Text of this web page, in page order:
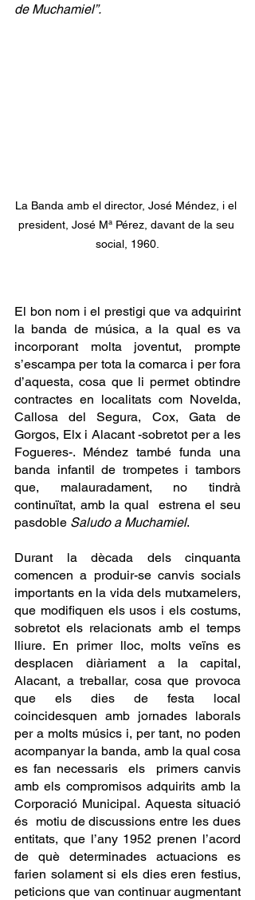
de Muchamiel”.
La Banda amb el director, José Méndez, i el
president, José Mª Pérez, davant de la seu
social, 1960.
El bon nom i el prestigi que va adquirint
la banda de música, a la qual es va
incorporant molta joventut, prompte
s’escampa per tota la comarca i per fora
d’aquesta, cosa que li permet obtindre
contractes en localitats com Novelda,
Callosa del Segura, Cox, Gata de
Gorgos, Elx i Alacant -sobretot per a les
Fogueres-. Méndez també funda una
banda infantil de trompetes i tambors
que, malauradament, no tindrà
continuïtat, amb la qual  estrena el seu
pasdoble Saludo a Muchamiel.
Durant la dècada dels cinquanta
comencen a produir-se canvis socials
importants en la vida dels mutxamelers,
que modifiquen els usos i els costums,
sobretot els relacionats amb el temps
lliure. En primer lloc, molts veïns es
desplacen diàriament a la capital,
Alacant, a treballar, cosa que provoca
que els dies de festa local
coincidesquen amb jornades laborals
per a molts músics i, per tant, no poden
acompanyar la banda, amb la qual cosa
es fan necessaris  els  primers canvis
amb els compromisos adquirits amb la
Corporació Municipal. Aquesta situació
és  motiu de discussions entre les dues
entitats, que l’any 1952 prenen l’acord
de què determinades actuacions es
farien solament si els dies eren festius,
peticions que van continuar augmentant